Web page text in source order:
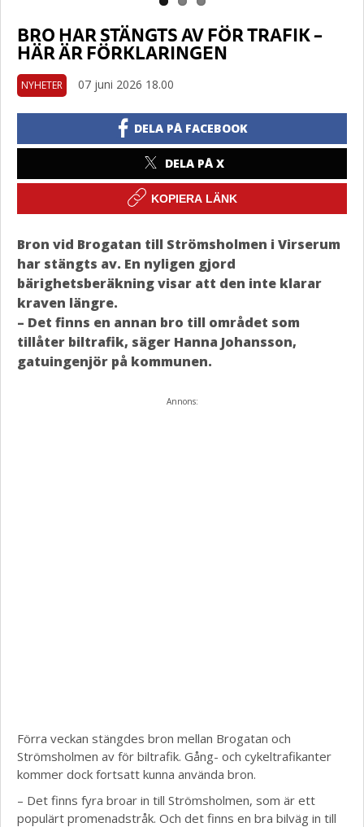
BRO HAR STÄNGTS AV FÖR TRAFIK –
HÄR ÄR FÖRKLARINGEN
NYHETER 07 juni 2026 18.00
DELA PÅ FACEBOOK
DELA PÅ X
KOPIERA LÄNK
Bron vid Brogatan till Strömsholmen i Virserum
har stängts av. En nyligen gjord
bärighetsberäkning visar att den inte klarar
kraven längre.
– Det finns en annan bro till området som
tillåter biltrafik, säger Hanna Johansson,
gatuingenjör på kommunen.
Annons:
Förra veckan stängdes bron mellan Brogatan och
Strömsholmen av för biltrafik. Gång- och cykeltrafikanter
kommer dock fortsatt kunna använda bron.
– Det finns fyra broar in till Strömsholmen, som är ett
populärt promenadstråk. Och det finns en bra bilväg in till